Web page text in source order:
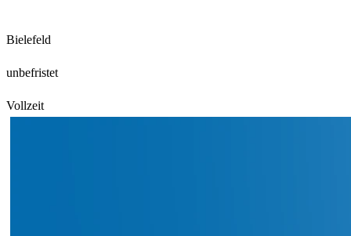
Bielefeld
unbefristet
Vollzeit